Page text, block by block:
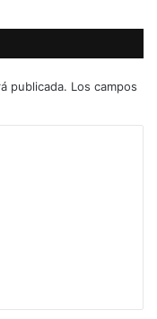
publicada. Los campos